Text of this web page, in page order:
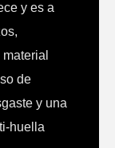
y es a
de
y una
huella